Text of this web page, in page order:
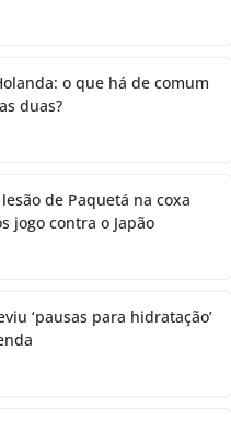
o que há de comum
duas?
de Paquetá na coxa
jogo contra o Japão
‘pausas para hidratação’